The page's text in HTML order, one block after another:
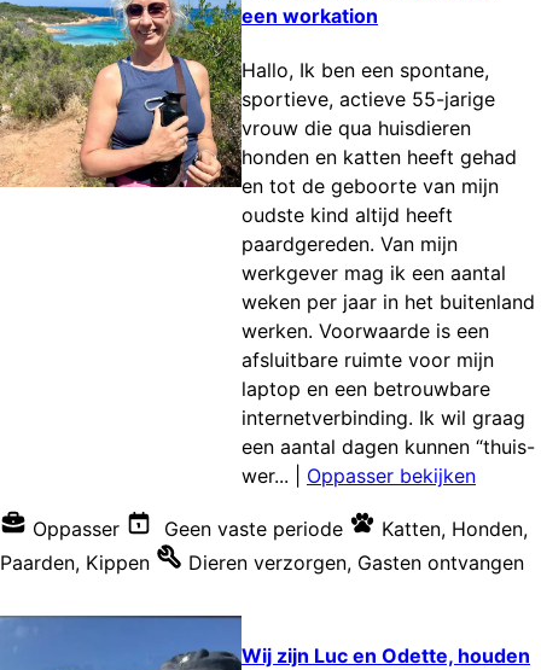
een workation
Hallo, Ik ben een spontane,
sportieve, actieve 55-jarige
vrouw die qua huisdieren
honden en katten heeft gehad
en tot de geboorte van mijn
oudste kind altijd heeft
paardgereden. Van mijn
werkgever mag ik een aantal
weken per jaar in het buitenland
werken. Voorwaarde is een
afsluitbare ruimte voor mijn
laptop en een betrouwbare
internetverbinding. Ik wil graag
een aantal dagen kunnen “thuis-
wer...
Oppasser bekijken
Oppasser Geen vaste periode Katten, Honden,
Paarden, Kippen Dieren verzorgen, Gasten ontvangen
Wij zijn Luc en Odette, houden